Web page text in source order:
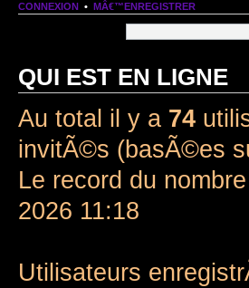
CONNEXION • MÂ€™ENREGISTRER
QUI EST EN LIGNE
Au total il y a 74
invitÃ©s (basÃ©es
Le record du
2026 11:18
Utilisateurs